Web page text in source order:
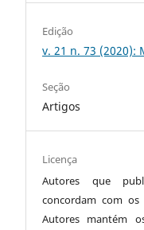
Edição
v. 21 n. 73 (2020):
Seção
Artigos
Licença
Autores que
concordam com
Autores mantém